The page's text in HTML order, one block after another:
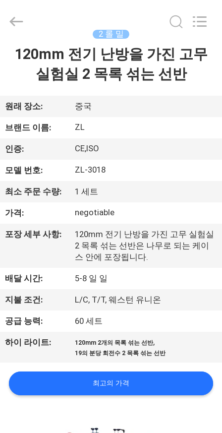
품
동
영
우
리
대
하
여
공
장
여
Dongguan
Zhongli
2 롤 밀
120mm 전기 난방을 가진 고무
실험실 2 목록 섞는 선반
원래 장소: 중국
브랜드 이름: ZL
인증: CE,ISO
모델 번호: ZL-3018
최소 주문 수량: 1 세트
가격: negotiable
포장 세부 사항:
120mm 전기 난방을 가진 고무 실험실
2 목록 섞는 선반은 나무로 되는 케이
스 안에 포장됩니다.
배달 시간: 5-8 일 일
지불 조건: L/C, T/T, 웨스턴 유니온
공급 능력: 60 세트
하이 라이트: 120mm 2개의 목록 섞는 선반,
19의 분당 회전수 2 목록 섞는 선반
최고의 가격